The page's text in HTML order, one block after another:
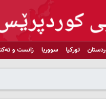
تورکیا سووریا زانست و